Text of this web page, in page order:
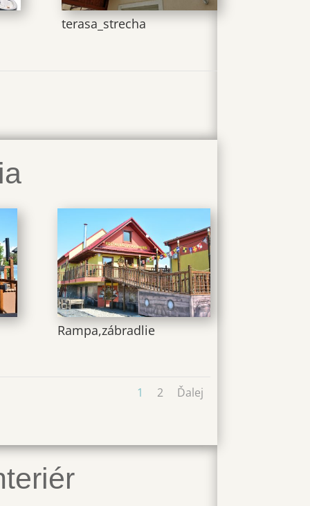
terasa_strecha
Rampa,zábradlie
1 2 Ďalej